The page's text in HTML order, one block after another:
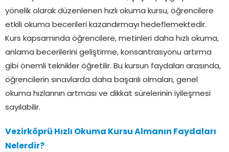
yönelik olarak düzenlenen hızlı okuma kursu, öğrencilere
etkili okuma becerileri kazandırmayı hedeflemektedir.
Kurs kapsamında öğrencilere, metinleri daha hızlı okuma,
anlama becerilerini geliştirme, konsantrasyonu artırma
gibi önemli teknikler öğretilir. Bu kursun faydaları arasında,
öğrencilerin sınavlarda daha başarılı olmaları, genel
okuma hızlarının artması ve dikkat sürelerinin iyileşmesi
sayılabilir.
Vezirköprü Hızlı Okuma Kursu Almanın Faydaları
Nelerdir?